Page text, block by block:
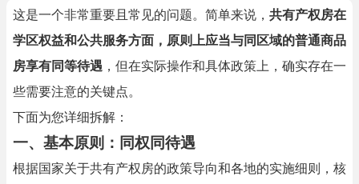
这是一个非常重要且常见的问题。简单来说， 共有产权房在
学区权益和公共服务方面，原则上应当与同区域的普通商品
房享有同等待遇 ，但在实际操作和具体政策上，确实存在一
些需要注意的关键点。
下面为您详细拆解：
一、基本原则：同权同待遇
根据国家关于共有产权房的政策导向和各地的实施细则，核